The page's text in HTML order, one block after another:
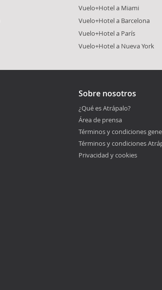
Vuelo+Hotel a Miami
Vuelo+Hotel a Barcelona
Vuelo+Hotel a París
Vuelo+Hotel a Nueva York
Sobre nosotros
¿Qué es Atrápalo?
Área de prensa
Términos y condiciones
Términos y condiciones
Privacidad y cookies